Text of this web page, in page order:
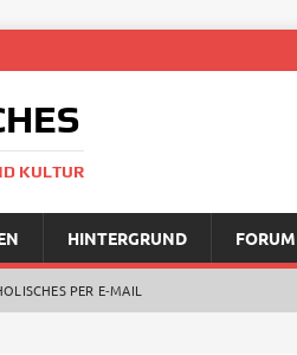
KULTUR
HINTERGRUND FORUM
PER E‑MAIL